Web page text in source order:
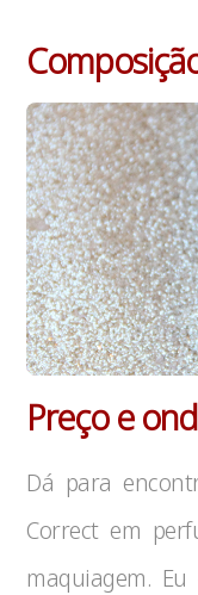
Preço e
Dá para
Correct em
maquiagem.